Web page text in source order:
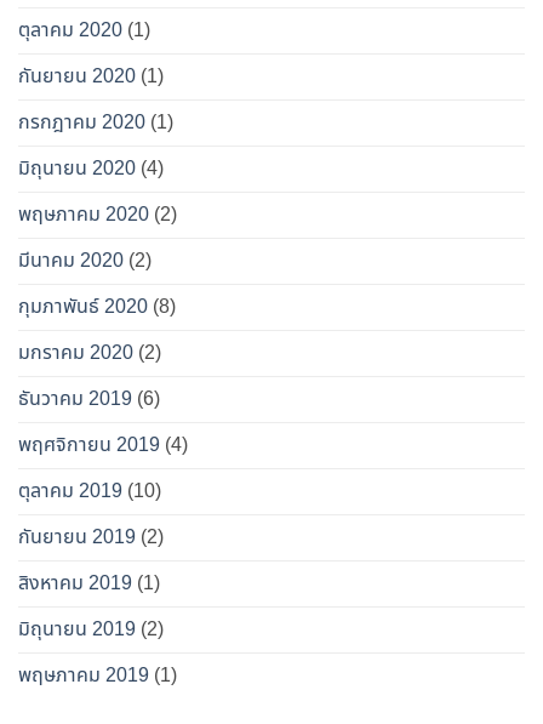
ตุลาคม 2020 (1)
กันยายน 2020 (1)
กรกฎาคม 2020 (1)
มิถุนายน 2020 (4)
พฤษภาคม 2020 (2)
มีนาคม 2020 (2)
กุมภาพันธ์ 2020 (8)
มกราคม 2020 (2)
ธันวาคม 2019 (6)
พฤศจิกายน 2019 (4)
ตุลาคม 2019 (10)
กันยายน 2019 (2)
สิงหาคม 2019 (1)
มิถุนายน 2019 (2)
พฤษภาคม 2019 (1)